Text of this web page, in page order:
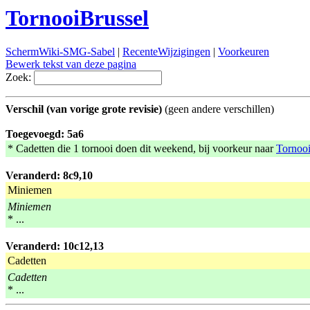
TornooiBrussel
SchermWiki-SMG-Sabel | RecenteWijzigingen | Voorkeuren
Bewerk tekst van deze pagina
Zoek:
Verschil (van vorige grote revisie) (geen andere verschillen)
Toegevoegd: 5a6
* Cadetten die 1 tornooi doen dit weekend, bij voorkeur naar
Veranderd: 8c9,10
Miniemen
Miniemen
* ...
Veranderd: 10c12,13
Cadetten
Cadetten
* ...